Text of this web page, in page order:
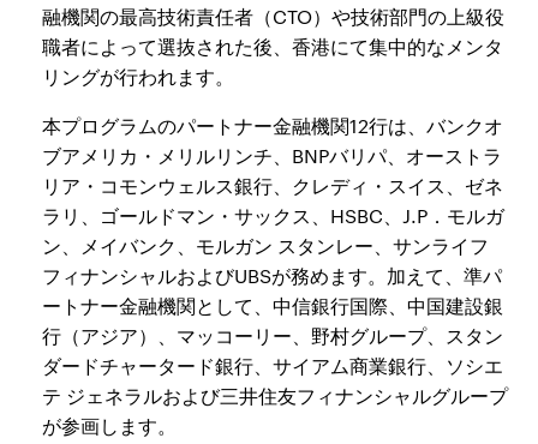
融機関の最高技術責任者（CTO）や技術部門の上級役
職者によって選抜された後、香港にて集中的なメンタ
リングが行われます。
本プログラムのパートナー金融機関12行は、バンクオ
ブアメリカ・メリルリンチ、BNPバリパ、オーストラ
リア・コモンウェルス銀行、クレディ・スイス、ゼネ
ラリ、ゴールドマン・サックス、HSBC、J.P．モルガ
ン、メイバンク、モルガン スタンレー、サンライフ
フィナンシャルおよびUBSが務めます。加えて、準パ
ートナー金融機関として、中信銀行国際、中国建設銀
行（アジア）、マッコーリー、野村グループ、スタン
ダードチャータード銀行、サイアム商業銀行、ソシエ
テ ジェネラルおよび三井住友フィナンシャルグループ
が参画します。